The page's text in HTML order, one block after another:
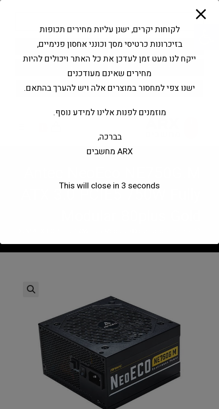
פתח סרגל נגישות
Products
search
החשבון שלי בקשה להצעה
ATX 3.0 PCIE5 750W Fully
לקוחות יקרים, ישנן עליות מחירים תכופות
בזיכרונות כרטיסי מסך וכונני אחסון פנימיים,
ייקח לנו מעט זמן לעדכן את כל האתר ויכולים להיות
מחירים שאינם מעודכנים
ישנו צפי למחסור במוצרים אלה ויש להערך בהתאם.
מוזמנים לפנות אלינו למידע נוסף.
בברכה,
ARX מחשבים
This will close in 3 seconds